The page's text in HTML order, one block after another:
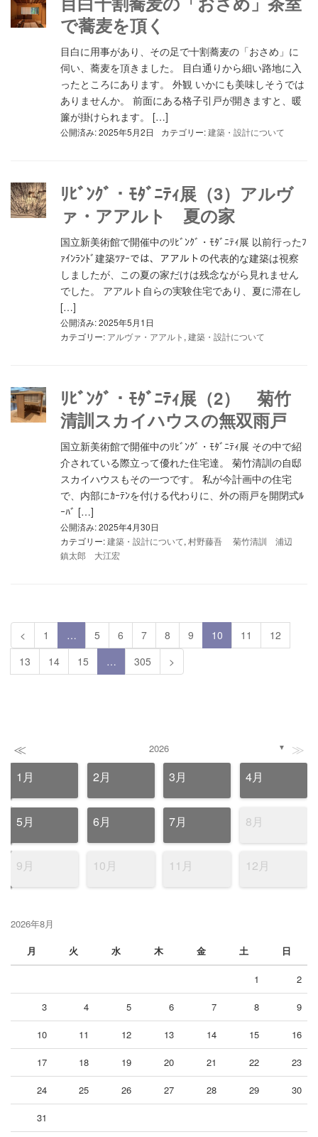
で蕎麦を頂く
目白に用事があり、その足で十割蕎麦の「おさめ」に
伺い、蕎麦を頂きました。 目白通りから細い路地に入
ったところにあります。 外観 いかにも美味しそうでは
ありませんか。 前面にある格子引戸が開きますと、暖
簾が掛けられます。 […]
公開済み: 2025年5月2日 カテゴリー:建築・設計について
ﾘﾋﾞﾝｸﾞ・ﾓﾀﾞﾆﾃｨ展（3）アルヴ
ァ・アアルト 夏の家
国立新美術館で開催中のﾘﾋﾞﾝｸﾞ・ﾓﾀﾞﾆﾃｨ展 以前行ったﾌ
ｧｲﾝﾗﾝﾄﾞ建築ﾂｱｰでは、アアルトの代表的な建築は視察
しましたが、この夏の家だけは残念ながら見れません
でした。 アアルト自らの実験住宅であり、夏に滞在し
[…]
公開済み: 2025年5月1日
カテゴリー: アルヴァ・アアルト , 建築・設計について
ﾘﾋﾞﾝｸﾞ・ﾓﾀﾞﾆﾃｨ展（2） 菊竹
清訓スカイハウスの無双雨戸
国立新美術館で開催中のﾘﾋﾞﾝｸﾞ・ﾓﾀﾞﾆﾃｨ展 その中で紹
介されている際立って優れた住宅達。 菊竹清訓の自邸
スカイハウスもその一つです。 私が今計画中の住宅
で、内部にｶｰﾃﾝを付ける代わりに、外の雨戸を開閉式ﾙ
ｰﾊﾞ […]
公開済み: 2025年4月30日
カテゴリー:建築・設計について, 村野藤吾 菊竹清訓 浦辺
鎮太郎 大江宏
< 1 … 5 6 7 8 9 10 11
12
13
14 15 … 305 >
≪ 2026 ▼ ≫
1月 2月 3月 4月
5月 6月 7月 8月
9月 10月 11月 12月
2026年8月
月
火 水 木 金 土 日
1 2
3 4 5 6 7 8 9
10 11 12 13 14 15 16
17 18 19 20 21 22 23
24 25 26 27 28 29 30
31